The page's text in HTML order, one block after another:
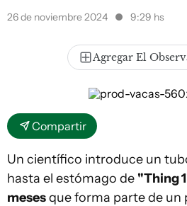
26 de noviembre 2024 9:29 hs
Agregar El
Compartir
Un científico introduce un
hasta el estómago de "Thing
mesesque forma parte de un